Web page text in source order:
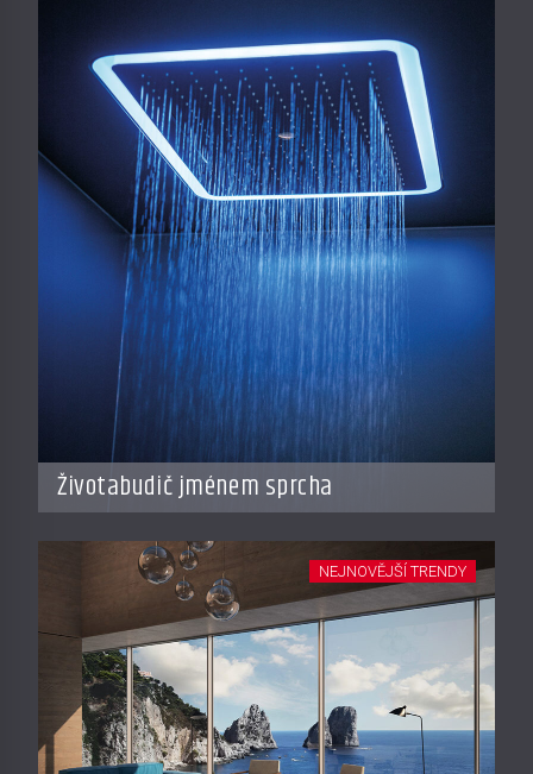
Životabudič jménem sprcha
NEJNOVĚJŠÍ TRENDY